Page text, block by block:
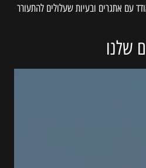
עם אתגרים ובעיות שעלולים להתעורר
שלנו